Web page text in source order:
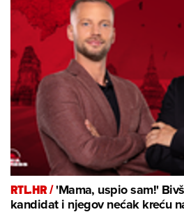
RTL.HR /'Mama, uspio sam!'
kandidat i njegov nećak kreću